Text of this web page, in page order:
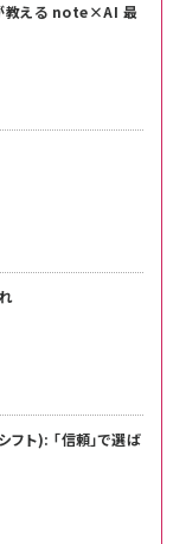
教える note×AI 最
ト): 「信頼」で選ば